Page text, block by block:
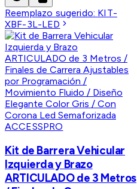
Reemplazo sugerido: KIT-
XBF-3L-LED
ACCESSPRO
Kit de Barrera Vehicular
Izquierda y Brazo
ARTICULADO de 3 Metros